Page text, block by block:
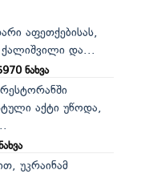
აფეთქებისას,
და...
ნახვა
აქტი უწოდა,
უკრაინამ